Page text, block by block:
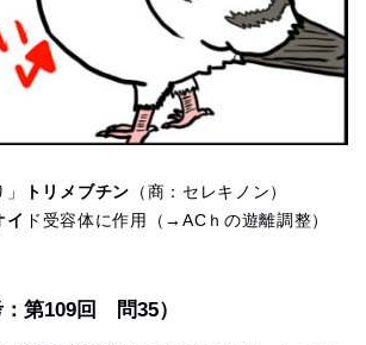
トリメブチン （商：セレキノン）
イ ド受容体に作用（→ACｈの遊離調整）
第109回 問35）